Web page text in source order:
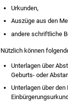
Urkunden,
Auszüge aus den
andere schriftliche
Nützlich können
Unterlagen über
Geburts- oder
Unterlagen über